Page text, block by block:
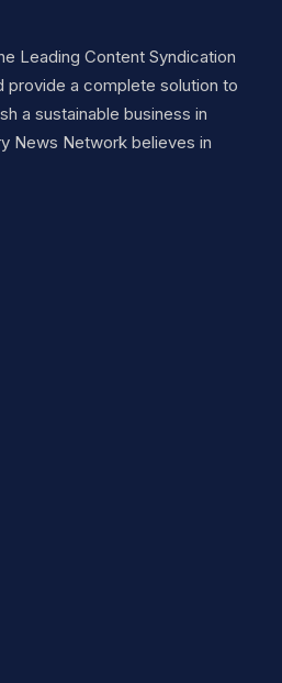
Leading Content Syndication
provide a complete solution to
a sustainable business in
News Network believes in